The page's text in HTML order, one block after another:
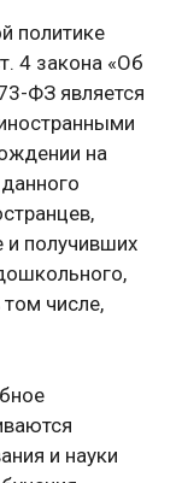
политике
4 закона «Об
ФЗ является
на
и получивших
числе,
и науки